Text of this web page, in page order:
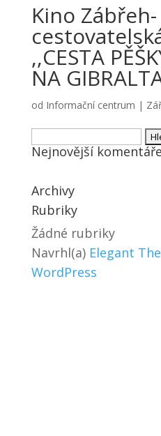
Kino Zábřeh-
,,CESTA
NA
od Informační centrum |
Vyhledávání
Nejnovější komentáře
Archivy
Rubriky
Žádné rubriky
Navrhl(a) Elegant
WordPress